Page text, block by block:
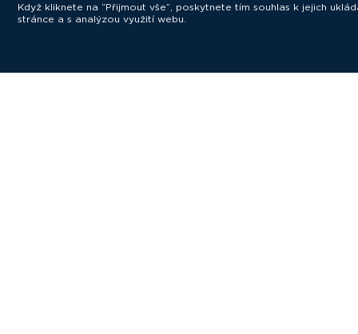
Když kliknete na “Přijmout vše”, poskytnete tím souhlas k jejich
stránce a s analýzou využití webu.